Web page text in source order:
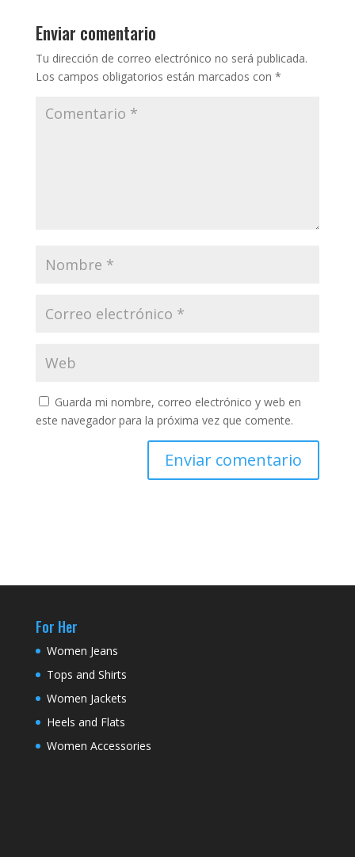
Enviar comentario
Tu dirección de correo electrónico no será publicada.
Los campos obligatorios están marcados con *
Guarda mi nombre, correo electrónico y web en
este navegador para la próxima vez que comente.
For Her
Women Jeans
Tops and Shirts
Women Jackets
Heels and Flats
Women Accessories